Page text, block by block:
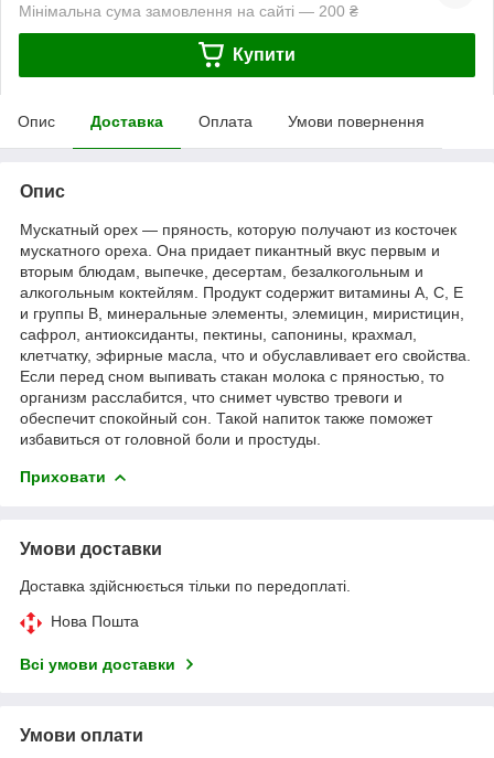
Мінімальна сума замовлення на сайті — 200 ₴
Купити
Опис Доставка Оплата Умови повернення
Опис
Мускатный орех — пряность, которую получают из косточек
мускатного ореха. Она придает пикантный вкус первым и
вторым блюдам, выпечке, десертам, безалкогольным и
алкогольным коктейлям. Продукт содержит витамины А, С, Е
и группы В, минеральные элементы, элемицин, миристицин,
сафрол, антиоксиданты, пектины, сапонины, крахмал,
клетчатку, эфирные масла, что и обуславливает его свойства.
Если перед сном выпивать стакан молока с пряностью, то
организм расслабится, что снимет чувство тревоги и
обеспечит спокойный сон. Такой напиток также поможет
избавиться от головной боли и простуды.
Приховати
Умови доставки
Доставка здійснюється тільки по передоплаті.
Нова Пошта
Всі умови доставки
Умови оплати